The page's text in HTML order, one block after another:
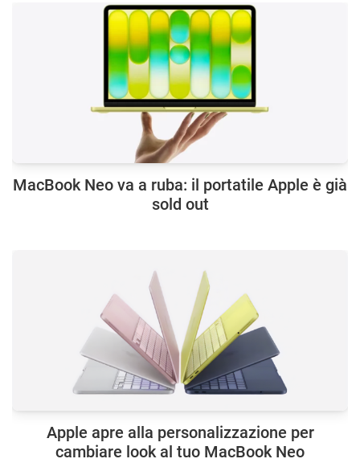
MacBook Neo va a ruba: il portatile Apple è già
sold out
Apple apre alla personalizzazione per
cambiare look al tuo MacBook Neo